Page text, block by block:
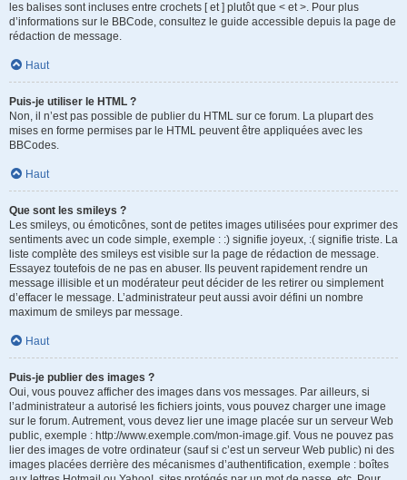
les balises sont incluses entre crochets [ et ] plutôt que < et >. Pour plus
d’informations sur le BBCode, consultez le guide accessible depuis la page de
rédaction de message.
Haut
Puis-je utiliser le HTML ?
Non, il n’est pas possible de publier du HTML sur ce forum. La plupart des
mises en forme permises par le HTML peuvent être appliquées avec les
BBCodes.
Haut
Que sont les smileys ?
Les smileys, ou émoticônes, sont de petites images utilisées pour exprimer des
sentiments avec un code simple, exemple : :) signifie joyeux, :( signifie triste. La
liste complète des smileys est visible sur la page de rédaction de message.
Essayez toutefois de ne pas en abuser. Ils peuvent rapidement rendre un
message illisible et un modérateur peut décider de les retirer ou simplement
d’effacer le message. L’administrateur peut aussi avoir défini un nombre
maximum de smileys par message.
Haut
Puis-je publier des images ?
Oui, vous pouvez afficher des images dans vos messages. Par ailleurs, si
l’administrateur a autorisé les fichiers joints, vous pouvez charger une image
sur le forum. Autrement, vous devez lier une image placée sur un serveur Web
public, exemple : http://www.exemple.com/mon-image.gif. Vous ne pouvez pas
lier des images de votre ordinateur (sauf si c’est un serveur Web public) ni des
images placées derrière des mécanismes d’authentification, exemple : boîtes